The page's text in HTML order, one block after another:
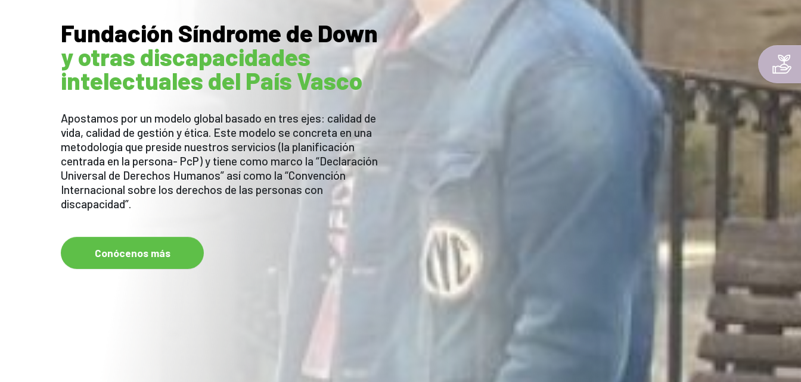
Fundación Síndrome de Down
y otras discapacidades
intelectuales del País Vasco
Apostamos por un modelo global basado en tres ejes: calidad de
vida, calidad de gestión y ética. Este modelo se concreta en una
metodología que preside nuestros servicios (la planificación
centrada en la persona- PcP) y tiene como marco la “Declaración
Universal de Derechos Humanos” así como la “Convención
Internacional sobre los derechos de las personas con
discapacidad”.
Conócenos más